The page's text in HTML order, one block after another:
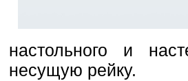
настольного и
несущую рейку.